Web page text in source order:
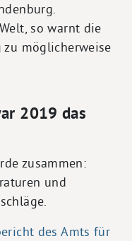
so warnt die
zu möglicherweise
2019 das
zusammen:
und
des Amts für